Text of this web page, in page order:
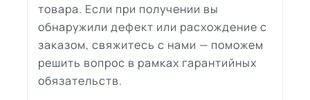
товара. Если при получении вы
обнаружили дефект или расхождение с
заказом, свяжитесь с нами — поможем
решить вопрос в рамках гарантийных
обязательств.